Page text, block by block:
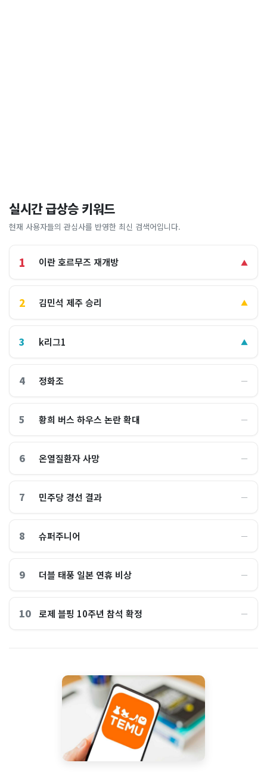
실시간 급상승 키워드
현재 사용자들의 관심사를 반영한 최신 검색어입니다.
1 이란 호르무즈 재개방 ▲
2 김민석 제주 승리 ▲
3 k리그1 ▲
4 정화조 ―
5 황희 버스 하우스 논란 확대 ―
6 온열질환자 사망 ―
7 민주당 경선 결과 ―
8 슈퍼주니어 ―
9 더블 태풍 일본 연휴 비상 ―
10 로제 블핑 10주년 참석 확정 ―